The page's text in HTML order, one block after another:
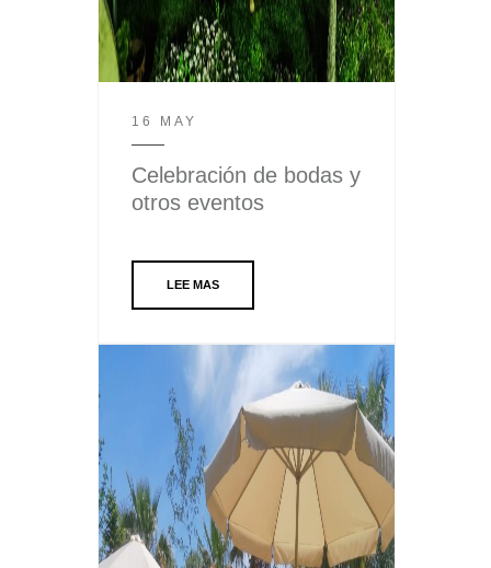
16 MAY
Celebración de bodas y
otros eventos
LEE MAS